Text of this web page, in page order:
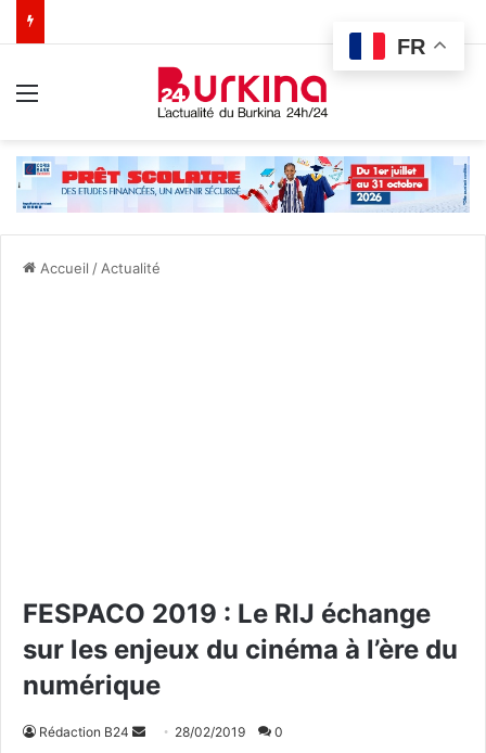
Accueil / Actualité
FESPACO 2019 : Le RIJ échange
sur les enjeux du cinéma à l’ère du
numérique
Rédaction B24 28/02/2019 0
FR